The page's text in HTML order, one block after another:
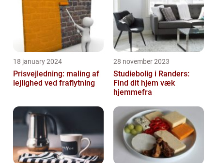
18 january 2024
Prisvejledning: maling af
lejlighed ved fraflytning
28 november 2023
Studiebolig i Randers:
Find dit hjem væk
hjemmefra